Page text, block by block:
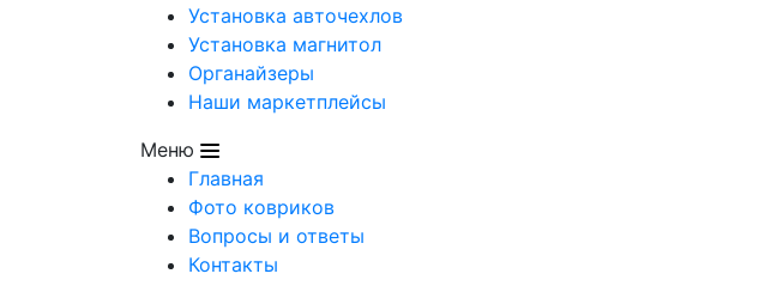
Установка авточехлов
Установка магнитол
Органайзеры
Наши маркетплейсы
Меню
Главная
Фото ковриков
Вопросы и ответы
Контакты